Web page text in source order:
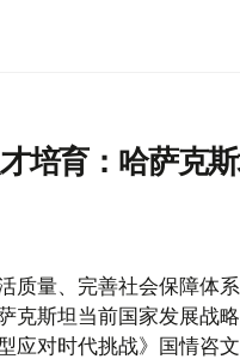
培育：哈萨克
质量、完善社会保障体
克斯坦当前国家发展战
应对时代挑战》国情咨